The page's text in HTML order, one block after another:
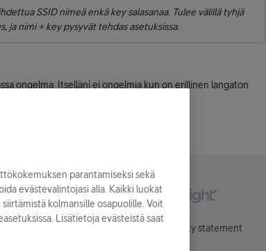
SSID nimeä enkä key salasanaa. Tulee välillä tyhjä
ja nimi + key pysyvät tehdas asetuksissa.
ongelma. Itselläni ei ongelmia kun on erillinen langaton
Accessibility statement
parantamiseksi sekä
evästevalintojasi alla. Kaikki luokat
kolmansille osapuolille. Voit
Lisätietoja evästeistä saat